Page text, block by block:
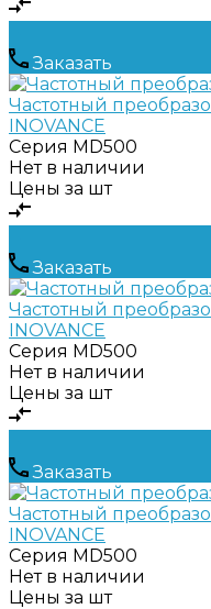
Заказать
Частотный
INOVANCE
Серия MD500
Нет в наличии
Цены за шт
Заказать
Частотный
INOVANCE
Серия MD500
Нет в наличии
Цены за шт
Заказать
Частотный
INOVANCE
Серия MD500
Нет в наличии
Цены за шт